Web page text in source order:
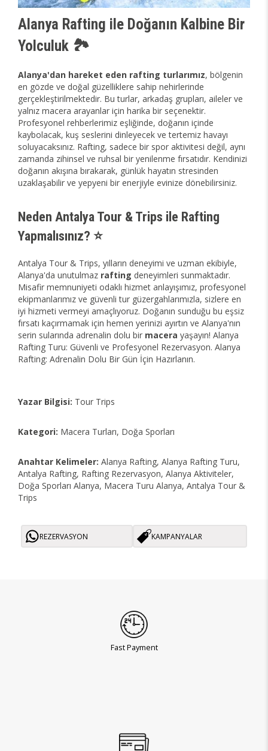
Alanya Rafting ile Doğanın Kalbine Bir
Yolculuk 🏞️
Alanya'dan hareket eden rafting turlarımız, bölgenin
en gözde ve doğal güzelliklere sahip nehirlerinde
gerçekleştirilmektedir. Bu turlar, arkadaş grupları, aileler ve
yalnız macera arayanlar için harika bir seçenektir.
Profesyonel rehberlerimiz eşliğinde, doğanın içinde
kaybolacak, kuş seslerini dinleyecek ve tertemiz havayı
soluyacaksınız. Rafting, sadece bir spor aktivitesi değil, aynı
zamanda zihinsel ve ruhsal bir yenilenme fırsatıdır. Kendinizi
doğanın akışına bırakarak, günlük hayatın stresinden
uzaklaşabilir ve yepyeni bir enerjiyle evinize dönebilirsiniz.
Neden Antalya Tour & Trips ile Rafting
Yapmalısınız? ⭐
Antalya Tour & Trips, yılların deneyimi ve uzman ekibiyle,
Alanya'da unutulmaz rafting deneyimleri sunmaktadır.
Misafir memnuniyeti odaklı hizmet anlayışımız, profesyonel
ekipmanlarımız ve güvenli tur güzergahlarımızla, sizlere en
iyi hizmeti vermeyi amaçlıyoruz. Doğanın sunduğu bu eşsiz
fırsatı kaçırmamak için hemen yerinizi ayırtın ve Alanya'nın
serin sularında adrenalin dolu bir macera yaşayın! Alanya
Rafting Turu: Güvenli ve Profesyonel Rezervasyon. Alanya
Rafting: Adrenalin Dolu Bir Gün İçin Hazırlanın.
Yazar Bilgisi: Tour Trips
Kategori: Macera Turları, Doğa Sporları
Anahtar Kelimeler: Alanya Rafting, Alanya Rafting Turu,
Antalya Rafting, Rafting Rezervasyon, Alanya Aktiviteler,
Doğa Sporları Alanya, Macera Turu Alanya, Antalya Tour &
Trips
REZERVASYON KAMPANYALAR
Fast Payment